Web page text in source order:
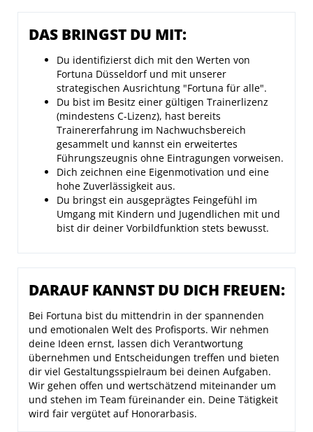
DAS BRINGST DU MIT:
Du identifizierst dich mit den Werten von
Fortuna Düsseldorf und mit unserer
strategischen Ausrichtung "Fortuna für alle".
Du bist im Besitz einer gültigen Trainerlizenz
(mindestens C-Lizenz), hast bereits
Trainererfahrung im Nachwuchsbereich
gesammelt und kannst ein erweitertes
Führungszeugnis ohne Eintragungen vorweisen.
Dich zeichnen eine Eigenmotivation und eine
hohe Zuverlässigkeit aus.
Du bringst ein ausgeprägtes Feingefühl im
Umgang mit Kindern und Jugendlichen mit und
bist dir deiner Vorbildfunktion stets bewusst.
DARAUF KANNST DU DICH FREUEN:
Bei Fortuna bist du mittendrin in der spannenden
und emotionalen Welt des Profisports. Wir nehmen
deine Ideen ernst, lassen dich Verantwortung
übernehmen und Entscheidungen treffen und bieten
dir viel Gestaltungsspielraum bei deinen Aufgaben.
Wir gehen offen und wertschätzend miteinander um
und stehen im Team füreinander ein. Deine Tätigkeit
wird fair vergütet auf Honorarbasis.